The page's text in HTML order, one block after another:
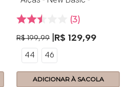
3
R$ 199,99 R$ 129,99
44 46
ADICIONAR À SACOLA